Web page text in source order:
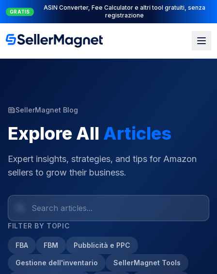
NUOVO
Suite PPC completa: PPC Manager per il controllo + AI
Engine per l'automazione
SellerMagnet Blog
Explore All Articles
Expert insights, strategies, and tips for Amazon
sellers to grow their business.
FILTER BY TOPIC
FBA FBM Pubblicità e PPC
Gestione dell'inventario SellerMagnet Tools